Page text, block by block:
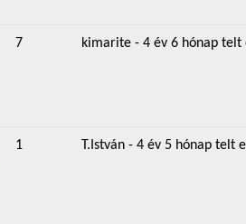
7 kimarite - 4 év 6 hónap telt
1 T.István - 4 év 5 hónap telt